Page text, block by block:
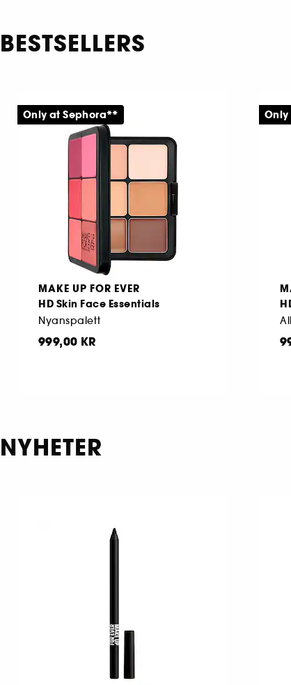
BESTSELLERS
MAKE UP FOR EVER
HD Skin Face Essentials
Nyanspalett
999,00 KR
Only at Sephora**
NYHETER